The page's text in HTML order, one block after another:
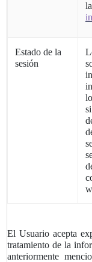
Estado de la
sesión
El Usuario acepta
tratamiento de la
anteriormente